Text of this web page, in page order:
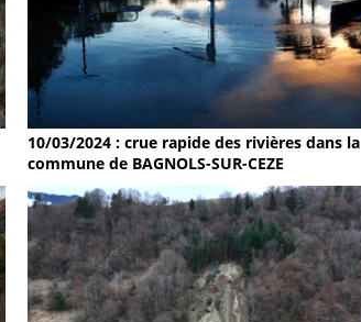
10/03/2024 : crue rapide des rivières dans la
commune de BAGNOLS-SUR-CEZE